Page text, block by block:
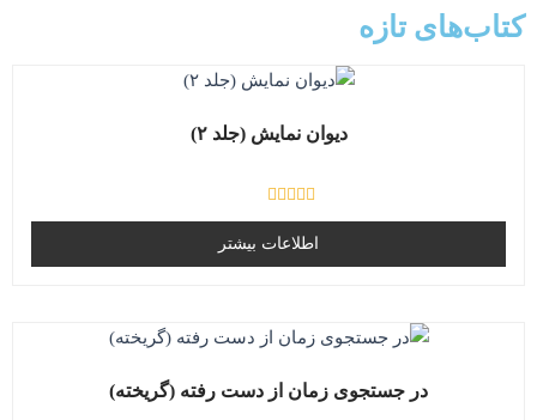
کتاب‌های تازه
دیوان نمایش (جلد ۲)
ا
م
ت
ی
ا
ز
اطلاعات بیشتر
در جستجوی زمان از دست رفته (گریخته)